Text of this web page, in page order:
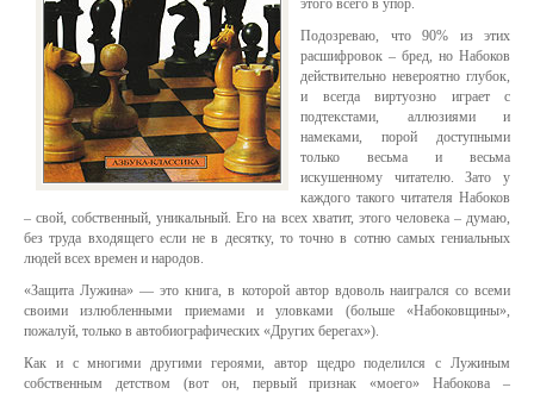
этого всего в упор.
Подозреваю, что 90% из этих
расшифровок – бред, но Набоков
действительно невероятно глубок,
и всегда виртуозно играет с
подтекстами, аллюзиями и
намеками, порой доступными
только весьма и весьма
искушенному читателю. Зато у
каждого такого читателя Набоков
– свой, собственный, уникальный. Его на всех хватит, этого человека – думаю,
без труда входящего если не в десятку, то точно в сотню самых гениальных
людей всех времен и народов.
«Защита Лужина» — это книга, в которой автор вдоволь наигрался со всеми
своими излюбленными приемами и уловками (больше «Набоковщины»,
пожалуй, только в автобиографических «Других берегах»).
Как и с многими другими героями, автор щедро поделился с Лужиным
собственным детством (вот он, первый признак «моего» Набокова –